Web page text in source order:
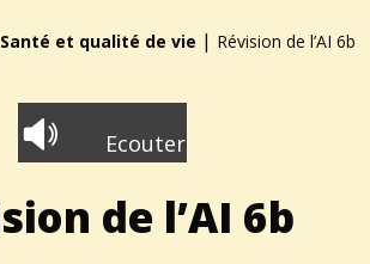
Santé et qualité de vie | Révision de l’AI 6b
Ecouter
de l’AI 6b